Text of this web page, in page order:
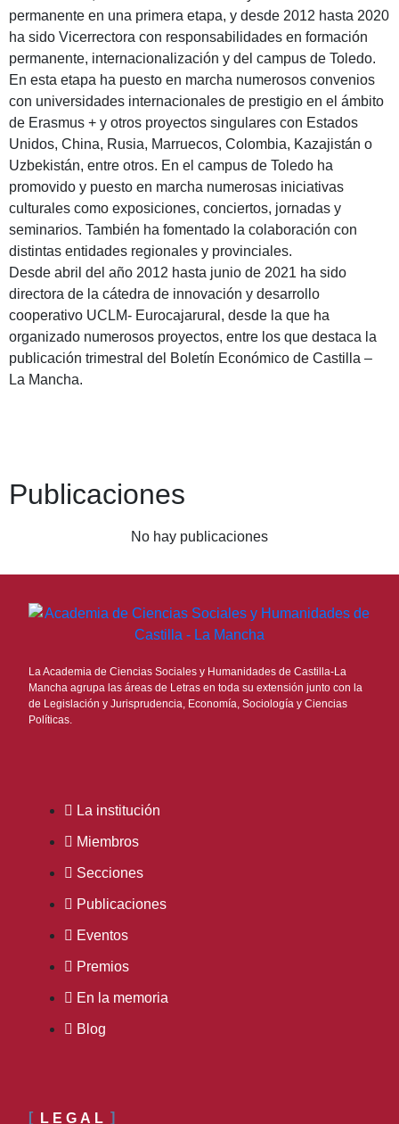
permanente en una primera etapa, y desde 2012 hasta 2020
ha sido Vicerrectora con responsabilidades en formación
permanente, internacionalización y del campus de Toledo.
En esta etapa ha puesto en marcha numerosos convenios
con universidades internacionales de prestigio en el ámbito
de Erasmus + y otros proyectos singulares con Estados
Unidos, China, Rusia, Marruecos, Colombia, Kazajistán o
Uzbekistán, entre otros. En el campus de Toledo ha
promovido y puesto en marcha numerosas iniciativas
culturales como exposiciones, conciertos, jornadas y
seminarios. También ha fomentado la colaboración con
distintas entidades regionales y provinciales.
Desde abril del año 2012 hasta junio de 2021 ha sido
directora de la cátedra de innovación y desarrollo
cooperativo UCLM- Eurocajarural, desde la que ha
organizado numerosos proyectos, entre los que destaca la
publicación trimestral del Boletín Económico de Castilla –
La Mancha.
Publicaciones
No hay publicaciones
La Academia de Ciencias Sociales y Humanidades de Castilla-La
Mancha agrupa las áreas de Letras en toda su extensión junto con la
de Legislación y Jurisprudencia, Economía, Sociología y Ciencias
Políticas.
La institución
Miembros
Secciones
Publicaciones
Eventos
Premios
En la memoria
Blog
LEGAL